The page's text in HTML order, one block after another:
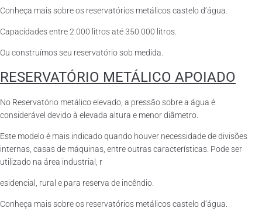
Conheça mais sobre os reservatórios metálicos castelo d’água.
Capacidades entre 2.000 litros até 350.000 litros.
Ou construímos seu reservatório sob medida.
RESERVATÓRIO METÁLICO APOIADO
No Reservatório metálico elevado, a pressão sobre a água é
considerável devido à elevada altura e menor diâmetro.
Este modelo é mais indicado quando houver necessidade de divisões
internas, casas de máquinas, entre outras características. Pode ser
utilizado na área industrial, r
esidencial, rural e para reserva de incêndio.
Conheça mais sobre os reservatórios metálicos castelo d’água.